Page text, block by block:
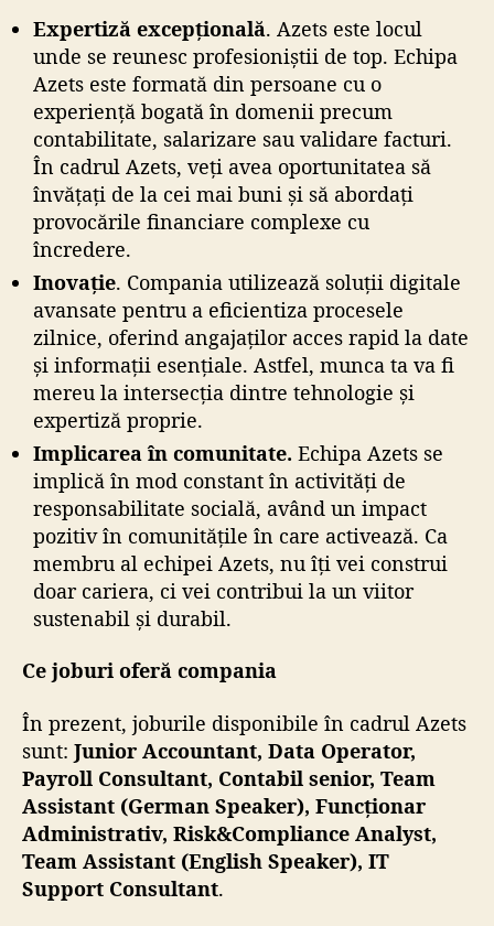
Expertiză excepțională. Azets este locul
unde se reunesc profesioniștii de top. Echipa
Azets este formată din persoane cu o
experiență bogată în domenii precum
contabilitate, salarizare sau validare facturi.
În cadrul Azets, veți avea oportunitatea să
învățați de la cei mai buni și să abordați
provocările financiare complexe cu
încredere.
Inovație. Compania utilizează soluții digitale
avansate pentru a eficientiza procesele
zilnice, oferind angajaților acces rapid la date
și informații esențiale. Astfel, munca ta va fi
mereu la intersecția dintre tehnologie și
expertiză proprie.
Implicarea în comunitate. Echipa Azets se
implică în mod constant în activități de
responsabilitate socială, având un impact
pozitiv în comunitățile în care activează. Ca
membru al echipei Azets, nu îți vei construi
doar cariera, ci vei contribui la un viitor
sustenabil și durabil.
Ce joburi oferă compania
În prezent, joburile disponibile în cadrul Azets
sunt: Junior Accountant, Data Operator,
Payroll Consultant, Contabil senior, Team
Assistant (German Speaker), Funcționar
Administrativ, Risk&Compliance Analyst,
Team Assistant (English Speaker), IT
Support Consultant.